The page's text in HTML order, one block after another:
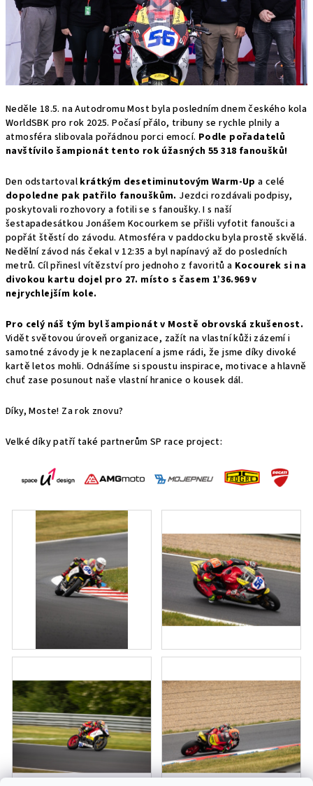
Neděle 18.5. na Autodromu Most byla posledním dnem českého kola
WorldSBK pro rok 2025. Počasí přálo, tribuny se rychle plnily a
atmosféra slibovala pořádnou porci emocí. Podle pořadatelů
navštívilo šampionát tento rok úžasných 55 318 fanoušků!
Den odstartoval krátkým desetiminutovým Warm-Up a celé
dopoledne pak patřilo fanouškům. Jezdci rozdávali podpisy,
poskytovali rozhovory a fotili se s fanoušky. I s naší
šestapadesátkou Jonášem Kocourkem se přišli vyfotit fanoušci a
popřát štěstí do závodu. Atmosféra v paddocku byla prostě skvělá.
Nedělní závod nás čekal v 12:35 a byl napínavý až do posledních
metrů. Cíl přinesl vítězství pro jednoho z favoritů a Kocourek si na
divokou kartu dojel pro 27. místo s časem 1’36.969 v
nejrychlejším kole.
Pro celý náš tým byl šampionát v Mostě obrovská zkušenost.
Vidět světovou úroveň organizace, zažít na vlastní kůži zázemí i
samotné závody je k nezaplacení a jsme rádi, že jsme díky divoké
kartě letos mohli. Odnášíme si spoustu inspirace, motivace a hlavně
chuť zase posunout naše vlastní hranice o kousek dál.
Díky, Moste! Za rok znovu?
Velké díky patří také partnerům SP race project: